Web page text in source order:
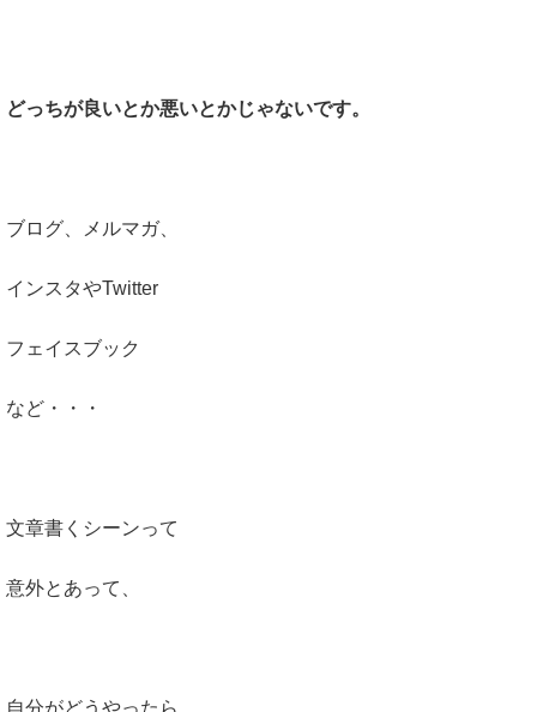
どっちが良いとか悪いとかじゃないです。
ブログ、メルマガ、
インスタやTwitter
フェイスブック
など・・・
文章書くシーンって
意外とあって、
自分がどうやったら